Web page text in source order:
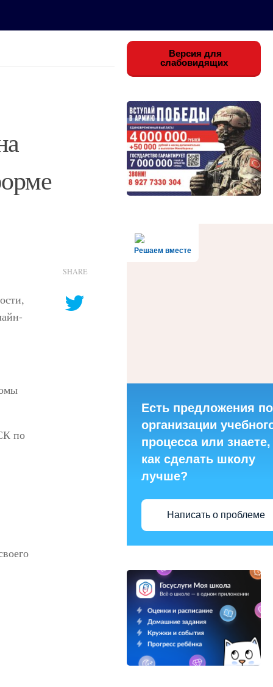
по
SHARE
Версия для
слабовидящих
Решаем вместе
Есть предложения по
организации
процесса или знаете,
как сделать школу
лучше?
Написать о проблеме